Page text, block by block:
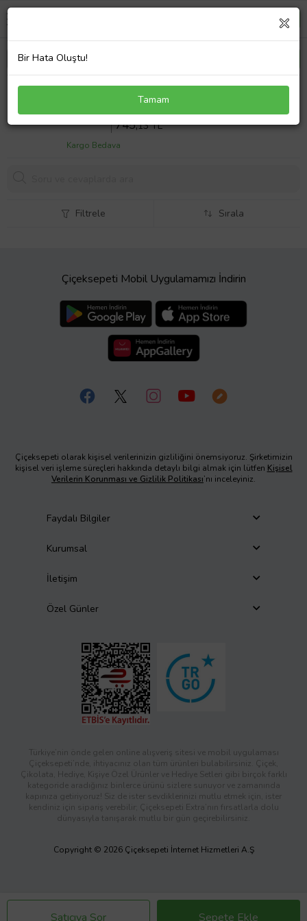
Bmw E70-E71 X5 2006-2014 Kapı Tutamağı Ön
Arka Sağ Siyah 51416969402
Sepette %14 İndirim
745,13 TL
Kargo Bedava
Satıcıya Sor Sepete Ekle
Filtrele Sırala
Çiçeksepeti Mobil Uygulamamızı İndirin
Çiçeksepeti olarak kişisel verilerinizin gizliliğini önemsiyoruz. Şirketimizin
kişisel veri işleme süreçleri hakkında detaylı bilgi almak için lütfen Kişisel
Verilerin Korunması ve Gizlilik Politikası’nı inceleyiniz.
Faydalı Bilgiler
Kurumsal
İletişim
Özel Günler
Türkiye’nin önde gelen online alışveriş sitesi ve mobil uygulaması
Çiçeksepeti’nde, ihtiyacınız olan tüm ürünleri bulabilirsiniz. Çiçek,
Çikolata, Hediye, Kişiye Özel Ürünler ve Hediye Setleri gibi birçok farklı
kategoride aradığınız binlerce ürünü sizlere sunuyor ve zamanında
kapınıza getiriyoruz! Siz de ister sevdiklerinizi mutlu etmek için, ister
kendiniz için sipariş verebilir; Çiçeksepeti Extra’nın fırsatlarla dolu
dünyasıyla tanışarak mutlu bir gün geçirebilirsiniz.
Copyright © 2026 Çiçeksepeti İnternet Hizmetleri A.Ş
Bir Hata Oluştu!
Tamam